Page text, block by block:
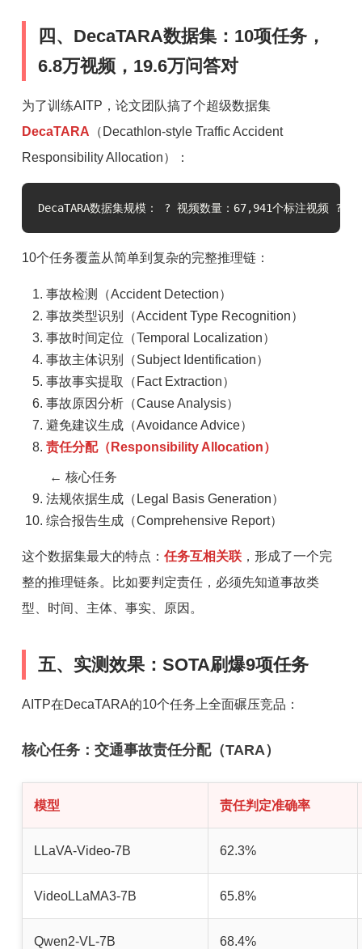
四、DecaTARA数据集：10项任务，
6.8万视频，19.6万问答对
为了训练AITP，论文团队搞了个超级数据集
DecaTARA （Decathlon-style Traffic Accident
Responsibility Allocation）：
DecaTARA数据集规模： ? 视频数量：67,941个标注视频 ?
10个任务覆盖从简单到复杂的完整推理链：
事故检测（Accident Detection）
事故类型识别（Accident Type Recognition）
事故时间定位（Temporal Localization）
事故主体识别（Subject Identification）
事故事实提取（Fact Extraction）
事故原因分析（Cause Analysis）
避免建议生成（Avoidance Advice）
责任分配（Responsibility Allocation）
← 核心任务
法规依据生成（Legal Basis Generation）
综合报告生成（Comprehensive Report）
这个数据集最大的特点： 任务互相关联，形成了一个完
整的推理链条。比如要判定责任，必须先知道事故类
型、时间、主体、事实、原因。
五、实测效果：SOTA刷爆9项任务
AITP在DecaTARA的10个任务上全面碾压竞品：
核心任务：交通事故责任分配（TARA）
模型 责任判定准确率
LLaVA-Video-7B 62.3%
VideoLLaMA3-7B 65.8%
Qwen2-VL-7B 68.4%